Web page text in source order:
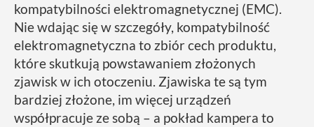
kompatybilności elektromagnetycznej (EMC).
Nie wdając się w szczegóły, kompatybilność
elektromagnetyczna to zbiór cech produktu,
które skutkują powstawaniem złożonych
zjawisk w ich otoczeniu. Zjawiska te są tym
bardziej złożone, im więcej urządzeń
współpracuje ze sobą – a pokład kampera to